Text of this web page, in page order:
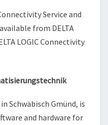
Service and
from DELTA
LOGIC Connectivity
Schwäbisch Gmünd, is
and hardware for